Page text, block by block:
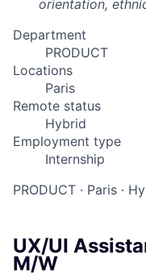
orientation,
Department
PRODUCT
Locations
Paris
Remote status
Hybrid
Employment type
Internship
PRODUCT · Paris ·
UX/UI
M/W